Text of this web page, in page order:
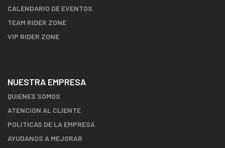
CALENDARIO DE EVENTOS
TEAM RIDER ZONE
VIP RIDER ZONE
NUESTRA EMPRESA
QUIENES SOMOS
ATENCION AL CLIENTE
POLITICAS DE LA EMPRESA
AYUDANOS A MEJORAR